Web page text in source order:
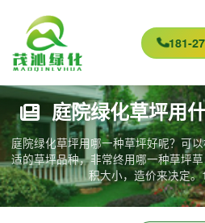
181-
庭院绿化草坪用
庭院绿化草坪用哪一种草坪好呢？可
适的草坪品种，非常终用哪一种草坪
积大小，造价来决定